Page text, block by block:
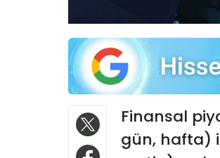
Finansal
gün, hafta)